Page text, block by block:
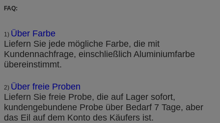
FAQ:
1) Über Farbe
Liefern Sie jede mögliche Farbe, die mit
Kundennachfrage, einschließlich Aluminiumfarbe
übereinstimmt.
2) Über freie Proben
Liefern Sie freie Probe, die auf Lager sofort,
kundengebundene Probe über Bedarf 7 Tage, aber
das Eil auf dem Konto des Käufers ist.